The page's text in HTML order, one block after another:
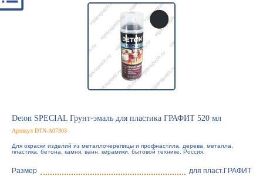
Deton SPECIAL Грунт-эмаль для пластика ГРАФИТ 520 мл
Артикул DTN-A07303
Для окраски изделий из металлочерепицы и профнастила, дерева, металла,
пластика, бетона, камня, ванн, керамики, бытовой технике. Россия.
Размер
для пласт.ГРАФИТ